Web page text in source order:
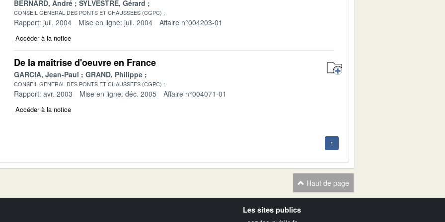
BERNARD, André SYLVESTRE, Gérard
CONSEIL GENERAL DES PONTS ET CHAUSSEES (CGPC)
Rapport: juil. 2004 Mise en ligne: juil. 2004 Affaire n°004203-01
Accéder à la notice
De la maîtrise d'oeuvre en France
GARCIA, Jean-Paul GRAND, Philippe
CONSEIL GENERAL DES PONTS ET CHAUSSEES (CGPC)
Rapport: avr. 2003 Mise en ligne: déc. 2005 Affaire n°004071-01
Accéder à la notice
1
Haut de page
Les sites publics